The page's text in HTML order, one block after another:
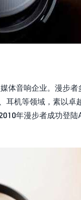
体音响企业。漫步
耳机等领域，素以卓
年漫步者成功登陆